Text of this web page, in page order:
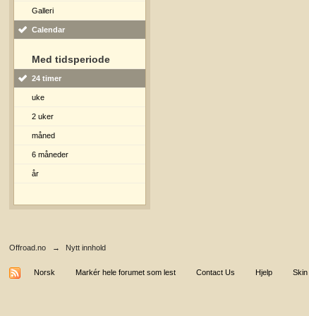
Galleri
Calendar
Med tidsperiode
24 timer
uke
2 uker
måned
6 måneder
år
Offroad.no → Nytt innhold
Norsk Markér hele forumet som lest Contact Us Hjelp